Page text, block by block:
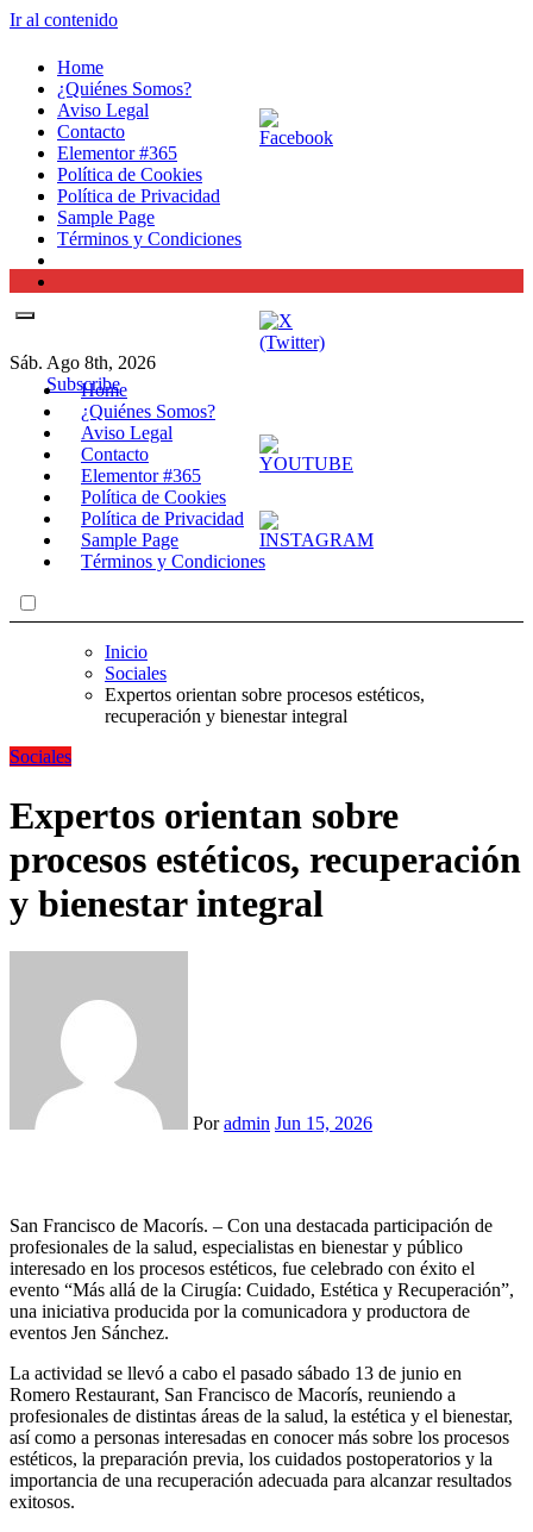
Ir al contenido
Home
¿Quiénes Somos?
Aviso Legal
Contacto
Elementor #365
Política de Cookies
Política de Privacidad
Sample Page
Términos y Condiciones
Sáb. Ago 8th, 2026
Subscribe
Home
¿Quiénes Somos?
Aviso Legal
Contacto
Elementor #365
Política de Cookies
Política de Privacidad
Sample Page
Términos y Condiciones
Inicio
Sociales
Expertos orientan sobre procesos estéticos,
recuperación y bienestar integral
Sociales
Expertos orientan sobre
procesos estéticos, recuperación
y bienestar integral
Poradmin Jun 15, 2026
San Francisco de Macorís. – Con una destacada participación de
profesionales de la salud, especialistas en bienestar y público
interesado en los procesos estéticos, fue celebrado con éxito el
evento “Más allá de la Cirugía: Cuidado, Estética y Recuperación”,
una iniciativa producida por la comunicadora y productora de
eventos Jen Sánchez.
La actividad se llevó a cabo el pasado sábado 13 de junio en
Romero Restaurant, San Francisco de Macorís, reuniendo a
profesionales de distintas áreas de la salud, la estética y el bienestar,
así como a personas interesadas en conocer más sobre los procesos
estéticos, la preparación previa, los cuidados postoperatorios y la
importancia de una recuperación adecuada para alcanzar resultados
exitosos.